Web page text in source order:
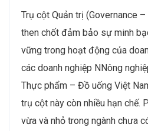
Trụ cột Quản trị (Governance
then chốt đảm bảo sự minh
vững trong hoạt động của
các doanh nghiệp NNông
Thực phẩm – Đồ uống Việt
trụ cột này còn nhiều hạn chế.
vừa và nhỏ trong ngành chưa